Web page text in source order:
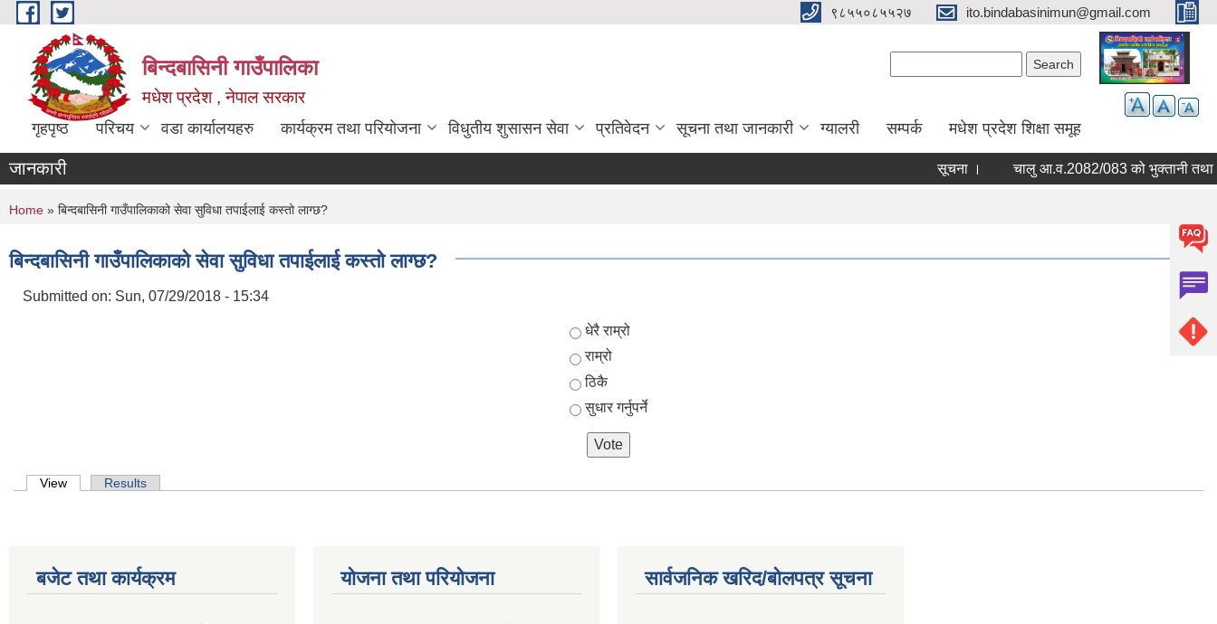
Skip to main content ९८५५०८५५२७ ito.bindabasinimun@gmail.com
बिन्दबासिनी गाउँपालिका
मधेश प्रदेश , नेपाल सरकार
गृहपृष्ठ परिचय वडा कार्यालयहरु कार्यक्रम तथा परियोजना विधुतीय शुसासन सेवा प्रतिवेदन सूचना तथा जानकारी ग्यालरी सम्पर्क मधेश प्रदेश शिक्षा समूह
जानकारी सूचना ।
You are here
Home » बिन्दबासिनी गाउँपालिकाको सेवा सुविधा तपाईलाई कस्तो लाग्छ?
बिन्दबासिनी गाउँपालिकाको सेवा सुविधा तपाईलाई कस्तो लाग्छ?
Submitted on: Sun, 07/29/2018 - 15:34
Choices
धेरै राम्रो
राम्रो
ठिकै
सुधार गर्नुपर्ने
Primary tabs
View (active tab)
Results
बजेट तथा कार्यक्रम योजना तथा परियोजना सार्वजनिक खरिद/बोलपत्र सूचना